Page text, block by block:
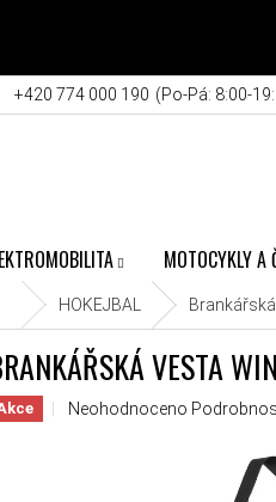
+420 774 000 190
MOTOCYKLY A
Domů HOKEJBAL
VESTA
Průměrné hodnocení
Neohodnoceno